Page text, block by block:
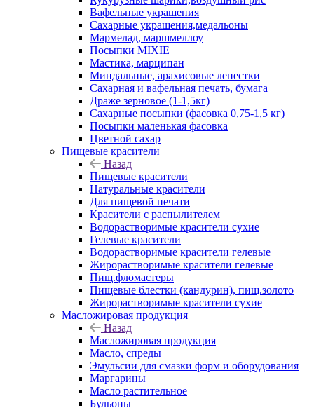
Вафельные украшения
Сахарные украшения,медальоны
Мармелад, маршмеллоу
Посыпки MIXIE
Мастика, марципан
Миндальные, арахисовые лепестки
Сахарная и вафельная печать, бумага
Драже зерновое (1-1,5кг)
Сахарные посыпки (фасовка 0,75-1,5 кг)
Посыпки маленькая фасовка
Цветной сахар
Пищевые красители
Назад
Пищевые красители
Натуральные красители
Для пищевой печати
Красители с распылителем
Водорастворимые красители сухие
Гелевые красители
Водорастворимые красители гелевые
Жирорастворимые красители гелевые
Пищ.фломастеры
Пищевые блестки (кандурин), пищ.золото
Жирорастворимые красители сухие
Масложировая продукция
Назад
Масложировая продукция
Масло, спреды
Эмульсии для смазки форм и оборудования
Маргарины
Масло растительное
Бульоны